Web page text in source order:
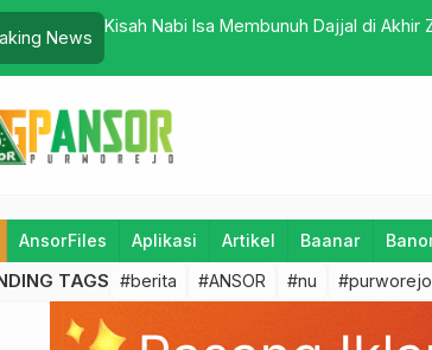
News
Kisah Nabi Isa Membunuh Dajjal di Akhir
AnsorFiles Aplikasi Artikel Baanar
TAGS #berita #ANSOR #nu #purworejo